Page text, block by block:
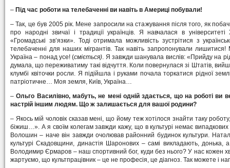
– Під час роботи на телебаченні ви навіть в Америці побували!
– Так, це був 2005 рік. Мене запросили на стажування після того, як
про народні звичаї і традиції українців. Я навчалася в
«Громадські зв’язки». Тоді отримала можливість зустрітися з
телебаченні для наших мігрантів. Так навіть запропонували
Україна – понад усе! (сміється). Я завжди шанувала вислів: «Прийду на
думала, що переживатиму такі відчуття. Коли повернулася зі Штатів,
клумбі квіточки росли. Я підійшла і руками почала торкатися рідної
патріотичне… Моя земля, Київ, Україна…
–Ольго Василівно, мабуть, не мені одній здається, що на роботі ви
настрій іншим людям. Що ж залишається для вашої родини?
– Якось мій чоловік сказав мені, що йому теж хотілося знайти таку
біжиш…». А я своїм колегам завжди кажу, що в культурі немає
Волошин – наче він завжди очолював районний будинок культури.
культурі Скадовщини, династія Шаронових – самі викладають, донька,
Володимир Єрмаров – наш спортивний бог, куди без нього? У нас кожен
жартуємо, що культпрацівник – це не професія, це діагноз. Так можете і